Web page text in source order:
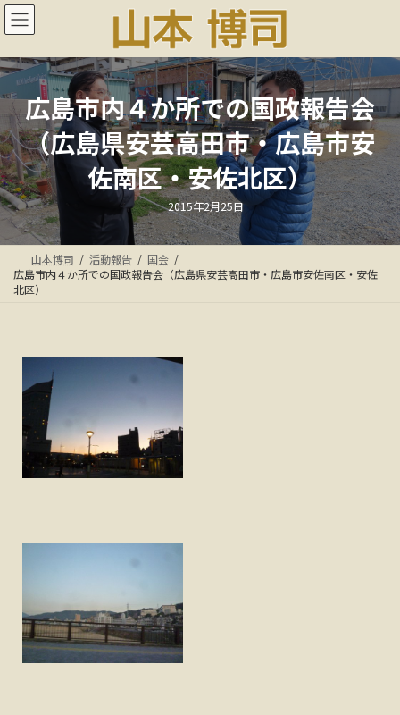
コ
ン
ン
ツ
へ
ス
キ
ッ
プ
ナ
ビ
ー
シ
ョ
ン
に
移
動
広島市内４か所での国政報告会
（広島県安芸高田市・広島市安
佐南区・安佐北区）
最
終
更
新
日
時
:
2015年2月25日
山本博司 活動報告
国会
広島市内４か所での国政報告会（広島県安芸高田市・広島市安佐南区・安佐
北区）